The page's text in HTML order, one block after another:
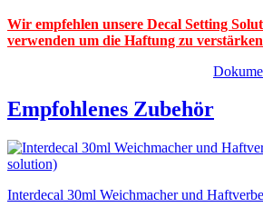
Wir empfehlen unsere Decal Setting
verwenden um die Haftung zu
Empfohlenes Zubehör
Interdecal 30ml Weichmacher und